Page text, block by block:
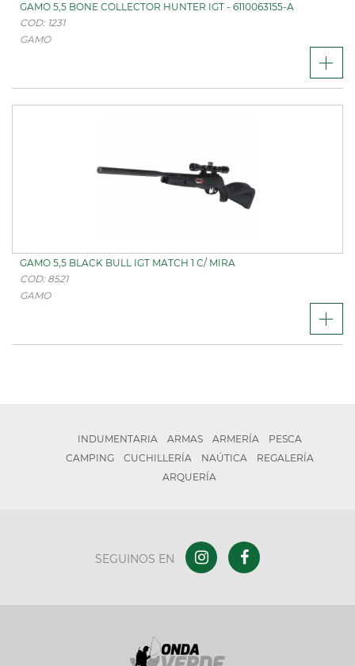
GAMO 5,5 BONE COLLECTOR HUNTER IGT - 6110063155-A
COD: 1231
GAMO
GAMO 5,5 BLACK BULL IGT MATCH 1 C/ MIRA
COD: 8521
GAMO
INDUMENTARIA ARMAS ARMERÍA
PESCA
CAMPING
CUCHILLERÍA NAÚTICA
REGALERÍA
ARQUERÍA
SEGUINOS EN